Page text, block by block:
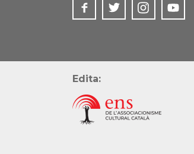
Edita: